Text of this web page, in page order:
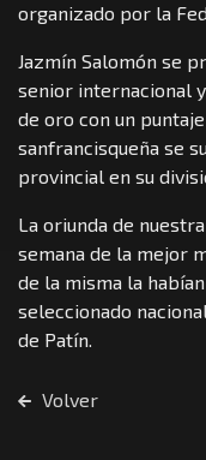
organizado por la
Jazmín Salomón se
senior internacional
de oro con un
sanfrancisqueña se
provincial en su
La oriunda de
semana de la mejor
de la misma la
seleccionado
de Patín.
Volver